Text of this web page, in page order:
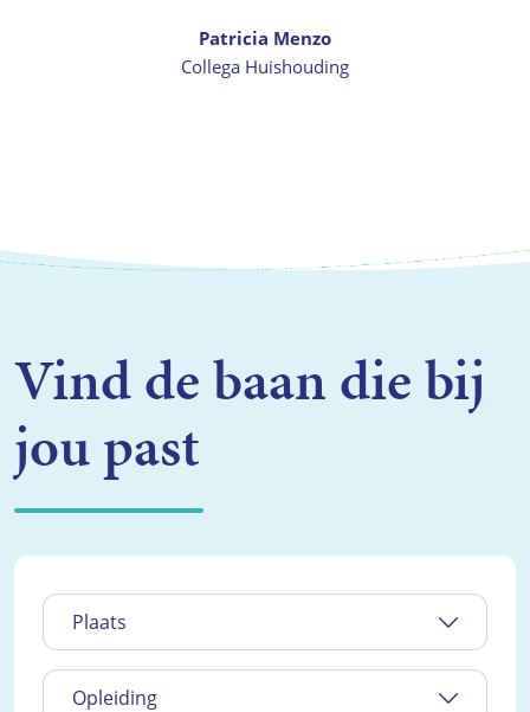
Patricia Menzo
Collega Huishouding
Vind de baan die bij
jou past
Plaats
Opleiding